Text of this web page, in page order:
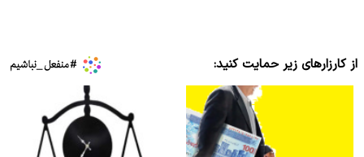
از کارزارهای زیر حمایت کنید: